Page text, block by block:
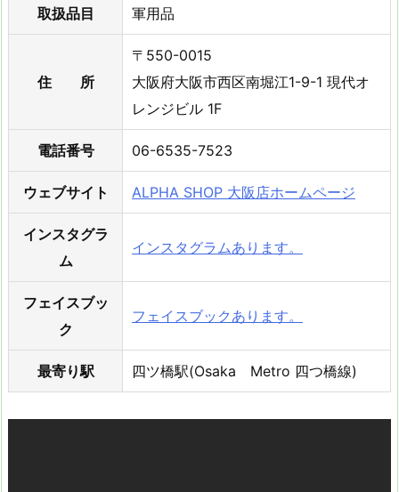
取扱品目 軍用品
住 所
〒550-0015
大阪府大阪市西区南堀江1-9-1 現代オ
レンジビル 1F
電話番号 06-6535-7523
ウェブサイト ALPHA SHOP 大阪店ホームページ
インスタグラ
ム
インスタグラムあります。
フェイスブッ
ク
フェイスブックあります。
最寄り駅 四ツ橋駅(Osaka Metro 四つ橋線)